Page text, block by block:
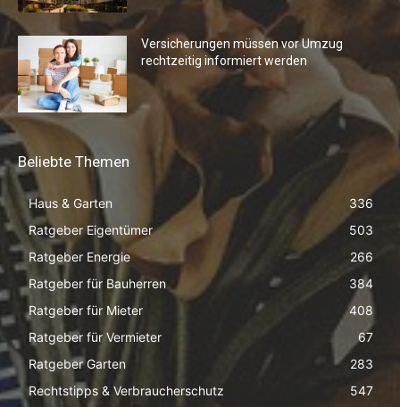
Versicherungen müssen vor Umzug
rechtzeitig informiert werden
Beliebte Themen
Haus & Garten
336
Ratgeber Eigentümer
503
Ratgeber Energie
266
Ratgeber für Bauherren
384
Ratgeber für Mieter
408
Ratgeber für Vermieter
67
Ratgeber Garten
283
Rechtstipps & Verbraucherschutz
547